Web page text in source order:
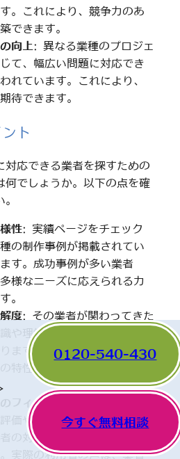
。これにより、競争力のあ
できます。
向上: 異なる業種のプロジェ
て、幅広い問題に対応でき
れています。これにより、
待できます。
ト
対応できる業者を探すための
何でしょうか。以下の点を確
性: 実績ページをチェック
の制作事例が掲載されてい
す。成功事例が多い業者
様なニーズに応えられる力
。
度: その業者が関わってきた
や理解度についても触れて
ります。一見、異なった分野
特性を理解していることが
フィードバック
評価やレビューを確認するこ
の対応や成果に関する情報
。実際の利用者の声は、業者
0120-540-430
今すぐ無料相談